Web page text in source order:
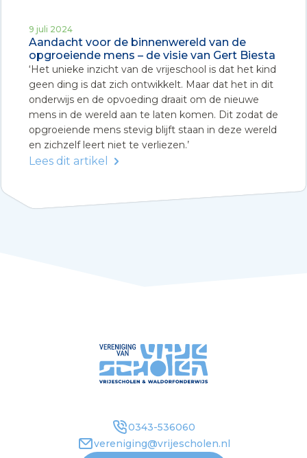
9 juli 2024
Aandacht voor de binnenwereld van de
opgroeiende mens – de visie van Gert Biesta
‘Het unieke inzicht van de vrijeschool is dat het kind
geen ding is dat zich ontwikkelt. Maar dat het in dit
onderwijs en de opvoeding draait om de nieuwe
mens in de wereld aan te laten komen. Dit zodat de
opgroeiende mens stevig blijft staan in deze wereld
en zichzelf leert niet te verliezen.’
Lees dit artikel
0343-536060
vereniging@vrijescholen.nl